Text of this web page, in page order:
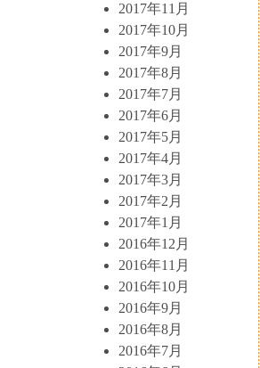
2017年11月
2017年10月
2017年9月
2017年8月
2017年7月
2017年6月
2017年5月
2017年4月
2017年3月
2017年2月
2017年1月
2016年12月
2016年11月
2016年10月
2016年9月
2016年8月
2016年7月